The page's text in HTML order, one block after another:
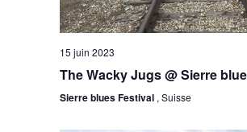
15 juin 2023
The Wacky Jugs @ Sierre
Sierre blues Festival , Suisse